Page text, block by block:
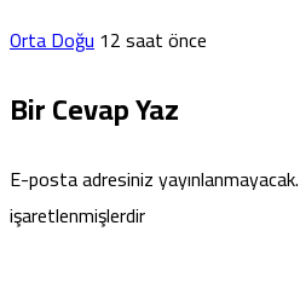
Orta Doğu12 saat önce
Bir Cevap Yaz
E-posta adresiniz yayınlanmayacak.
işaretlenmişlerdir